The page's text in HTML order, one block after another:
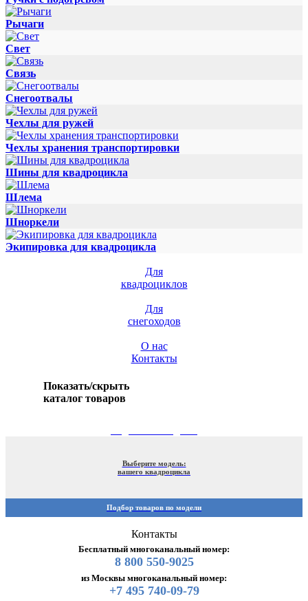
Рычаги
Свет
Связь
Снегоотвалы
Чехлы для ружей
Чехлы хранения транспортировки
Шины для квадроцикла
Шлема
Шноркели
Экипировка для квадроцикла
Для
квадроциклов
Для
снегоходов
О нас
Контакты
Показать/скрыть
каталог товаров
Выберите модель:
вашего квадроцикла
Подбор товаров по модели
Контакты
Бесплатный многоканальный номер:
8 800 550-9025
из Москвы многоканальный номер:
+7 495 740-09-79